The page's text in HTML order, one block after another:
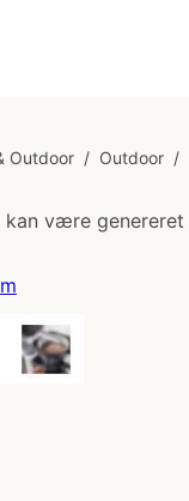
Outdoor / Outdoor /
kan være